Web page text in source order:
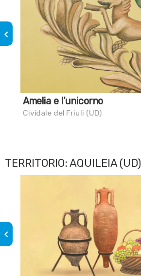
Amelia e l’unicorno
Cividale del Friuli (UD)
keyboard_arrow_left
TERRITORIO: AQUILEIA (UD)
keyboard_arrow_left